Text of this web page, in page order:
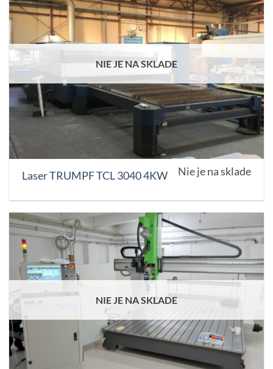
NIE JE NA SKLADE
Laser TRUMPF TCL 3040 4KW Nie je na sklade
NIE JE NA SKLADE